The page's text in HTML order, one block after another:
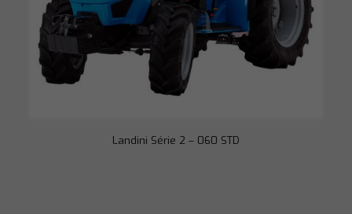
Landini Série 2 – 060 STD
Marketing
Ao compartilhar
seus interesses
comportamento
ao visitar nosso
personalizadas.